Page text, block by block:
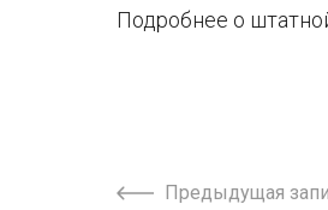
Подробнее о
Предыдущая